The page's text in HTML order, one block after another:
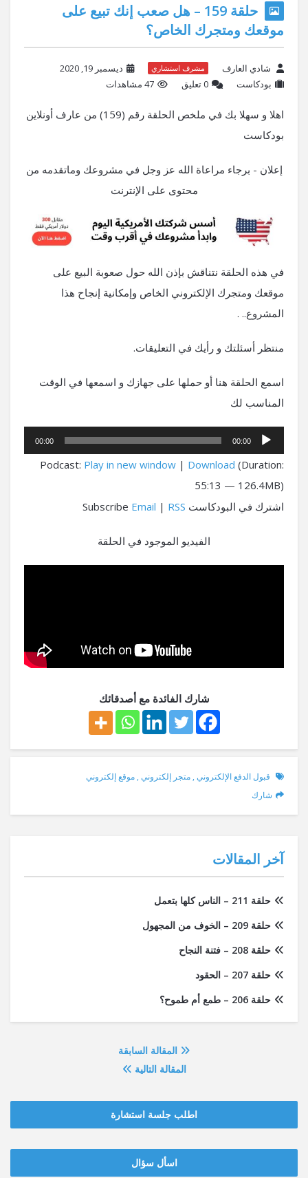
حلقة 159 – هل صعب إنك تبيع على
موقعك ومتجرك الخاص؟
شادي العارف مشرف استشاري
ديسمبر 19, 2020
بودكاست
‫0 تعليق 47 مشاهدات
اهلا و سهلا بك في ملخص الحلقة رقم (159) من عارف أونلاين
بودكاست
إعلان - برجاء مراعاة الله عز وجل في مشروعك وماتقدمه من
محتوى على الإنترنت
في هذه الحلقة نتناقش بإذن الله حول صعوبة البيع على
موقعك ومتجرك الإلكتروني الخاص وإمكانية إنجاح هذا
المشروع.. .
منتظر أسئلتك و رأيك في التعليقات.
اسمع الحلقة هنا أو حملها على جهازك و اسمعها في الوقت
المناسب لك
مشغل
الصوت
00:00
00:00
Podcast: Play in new window | Download (Duration:
55:13 — 126.4MB)
اشترك في البودكاست Subscribe
Email | RSS
الفيديو الموجود في الحلقة
شارك الفائدة مع أصدقائك
قبول الدفع الإلكتروني , متجر إلكتروني , موقع إلكتروني
شارك
آخر المقالات
حلقة 211 – الناس كلها بتعمل
حلقة 209 – الخوف من المجهول
حلقة 208 – فتنة النجاح
حلقة 207 – الحقود
حلقة 206 – طمع أم طموح؟
المقالة السابقة
المقالة التالية
اطلب جلسة استشارة
‫‫اسأل سؤال